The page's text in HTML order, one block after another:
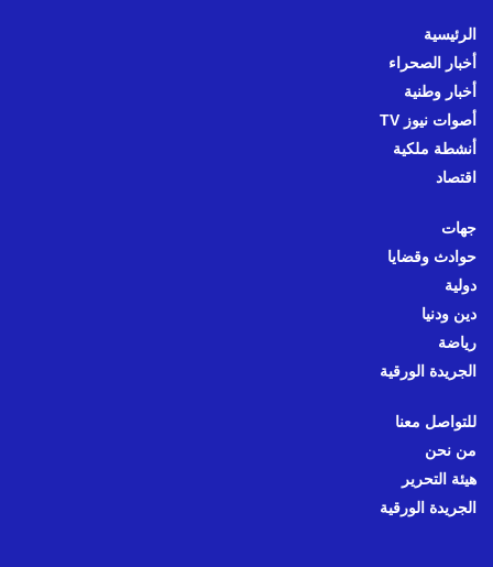
الرئيسية
أخبار الصحراء
أخبار وطنية
أصوات نيوز TV
أنشطة ملكية
اقتصاد
جهات
حوادث وقضايا
دولية
دين ودنيا
رياضة
الجريدة الورقية
للتواصل معنا
من نحن
هيئة التحرير
الجريدة الورقية